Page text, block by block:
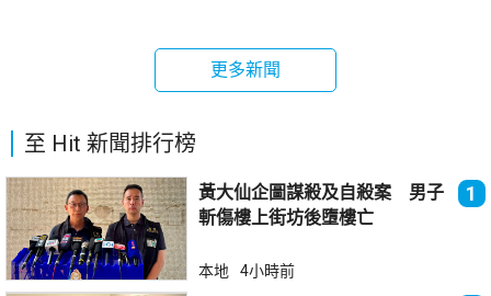
更多新聞
至 Hit 新聞排行榜
黃大仙企圖謀殺及自殺案 男子
斬傷樓上街坊後墮樓亡
1
本地 4小時前